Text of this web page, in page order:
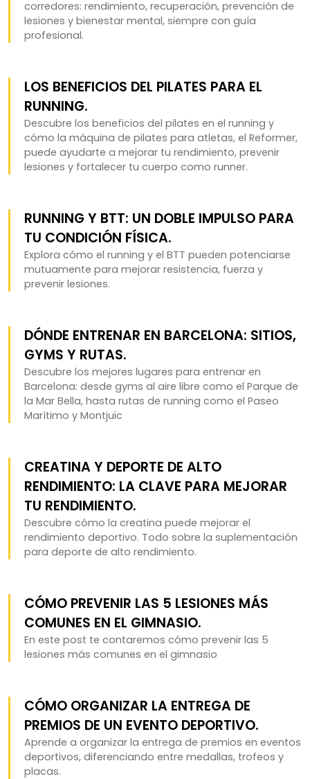
corredores: rendimiento, recuperación, prevención de
lesiones y bienestar mental, siempre con guía
profesional.
LOS BENEFICIOS DEL PILATES PARA EL
RUNNING.
Descubre los beneficios del pilates en el running y
cómo la máquina de pilates para atletas, el Reformer,
puede ayudarte a mejorar tu rendimiento, prevenir
lesiones y fortalecer tu cuerpo como runner.
RUNNING Y BTT: UN DOBLE IMPULSO PARA
TU CONDICIÓN FÍSICA.
Explora cómo el running y el BTT pueden potenciarse
mutuamente para mejorar resistencia, fuerza y
prevenir lesiones.
DÓNDE ENTRENAR EN BARCELONA: SITIOS,
GYMS Y RUTAS.
Descubre los mejores lugares para entrenar en
Barcelona: desde gyms al aire libre como el Parque de
la Mar Bella, hasta rutas de running como el Paseo
Marítimo y Montjuïc
CREATINA Y DEPORTE DE ALTO
RENDIMIENTO: LA CLAVE PARA MEJORAR
TU RENDIMIENTO.
Descubre cómo la creatina puede mejorar el
rendimiento deportivo. Todo sobre la suplementación
para deporte de alto rendimiento.
CÓMO PREVENIR LAS 5 LESIONES MÁS
COMUNES EN EL GIMNASIO.
En este post te contaremos cómo prevenir las 5
lesiones más comunes en el gimnasio
CÓMO ORGANIZAR LA ENTREGA DE
PREMIOS DE UN EVENTO DEPORTIVO.
Aprende a organizar la entrega de premios en eventos
deportivos, diferenciando entre medallas, trofeos y
placas.